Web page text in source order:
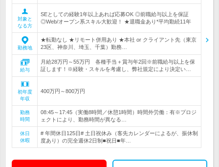
対象と
なる方
SEとしての経験1年以上あれば応募OK ◎前職給与以上を保証
◎Web/オープン系スキル大歓迎！ ★退職金あり*平均勤続11年
勤務地
★転勤なし ★リモート併用あり ★本社 or クライアント先（東京
23区、神奈川、埼玉、千葉）勤務…
給与
月給28万円～55万円 各種手当＋賞与年2回※前職給与以上を保
証します！※経験・スキルを考慮し、弊社規定により決定い…
初年度
年収
400万円～800万円
勤務
時間
08:45～17:45（実働8時間／休憩1時間）時間外労働：有※プロジ
ェクトにより、勤務時間が異なる…
休日
休暇
# 年間休日125日# 土日祝休み（客先カレンダーによるが、振休制
度あり）の完全週休2日制■祝日■年…